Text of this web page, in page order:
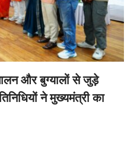
और बुग्यालों से जुड़े
ने मुख्यमंत्री का